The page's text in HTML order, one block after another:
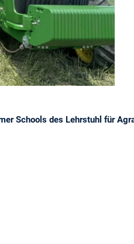
Schools des Lehrstuhl für